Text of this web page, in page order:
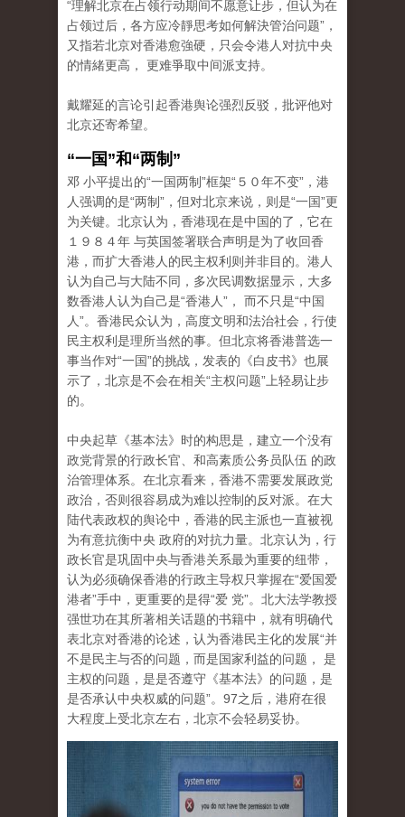
“理解北京在占领行动期间不愿意让步，但认为在
占领过后，各方应冷靜思考如何解決管治问题”，
又指若北京对香港愈強硬，只会令港人对抗中央
的情緒更高， 更难爭取中间派支持。
戴耀延的言论引起香港舆论强烈反驳，批评他对
北京还寄希望。
“一国”和“两制”
邓 小平提出的“一国两制”框架“５０年不变”，港
人强调的是“两制”，但对北京来说，则是“一国”更
为关键。北京认为，香港现在是中国的了，它在
１９８４年 与英国签署联合声明是为了收回香
港，而扩大香港人的民主权利则并非目的。港人
认为自己与大陆不同，多次民调数据显示，大多
数香港人认为自己是“香港人”， 而不只是“中国
人”。香港民众认为，高度文明和法治社会，行使
民主权利是理所当然的事。但北京将香港普选一
事当作对“一国”的挑战，发表的《白皮书》也展
示了，北京是不会在相关“主权问题”上轻易让步
的。
中央起草《基本法》时的构思是，建立一个没有
政党背景的行政长官、和高素质公务员队伍 的政
治管理体系。在北京看来，香港不需要发展政党
政治，否则很容易成为难以控制的反对派。在大
陆代表政权的舆论中，香港的民主派也一直被视
为有意抗衡中央 政府的对抗力量。北京认为，行
政长官是巩固中央与香港关系最为重要的纽带，
认为必须确保香港的行政主导权只掌握在“爱国爱
港者”手中，更重要的是得“爱 党”。北大法学教授
强世功在其所著相关话题的书籍中，就有明确代
表北京对香港的论述，认为香港民主化的发展“并
不是民主与否的问题，而是国家利益的问题， 是
主权的问题，是是否遵守《基本法》的问题，是
是否承认中央权威的问题”。97之后，港府在很
大程度上受北京左右，北京不会轻易妥协。